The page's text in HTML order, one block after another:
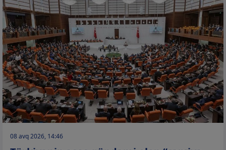
08 avq 2026, 14:46